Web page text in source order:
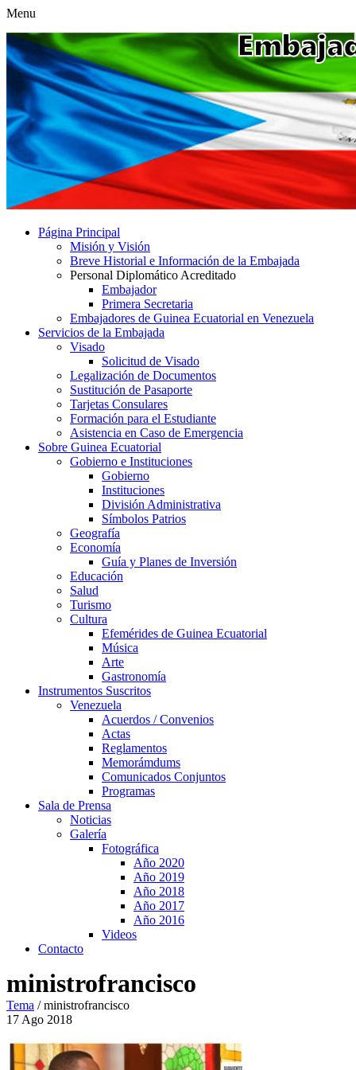
Menu
Página Principal
Misión y Visión
Breve Historial e Información de la Embajada
Personal Diplomático Acreditado
Embajador
Primera Secretaria
Embajadores de Guinea Ecuatorial en Venezuela
Servicios de la Embajada
Visado
Solicitud de Visado
Legalización de Documentos
Sustitución de Pasaporte
Tarjetas Consulares
Formación para el Estudiante
Asistencia en Caso de Emergencia
Sobre Guinea Ecuatorial
Gobierno e Instituciones
Gobierno
Instituciones
División Administrativa
Símbolos Patrios
Geografía
Economía
Guía y Planes de Inversión
Educación
Salud
Turismo
Cultura
Efemérides de Guinea Ecuatorial
Música
Arte
Gastronomía
Instrumentos Suscritos
Venezuela
Acuerdos / Convenios
Actas
Reglamentos
Memorámdums
Comunicados Conjuntos
Programas
Sala de Prensa
Noticias
Galería
Fotográfica
Año 2020
Año 2019
Año 2018
Año 2017
Año 2016
Videos
Contacto
ministrofrancisco
Tema /ministrofrancisco
17 Ago 2018